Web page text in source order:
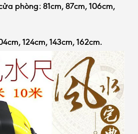
phòng: 81cm, 87cm, 106cm,
124cm, 143cm, 162cm.